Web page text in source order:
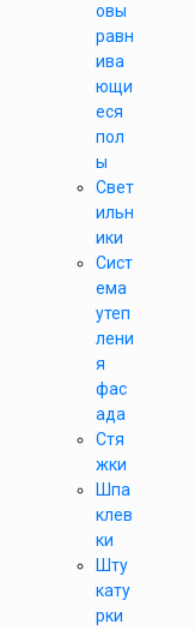
овы
равн
ива
ющи
еся
пол
ы
Свет
ильн
ики
Сист
ема
утеп
лени
я
фас
ада
Стя
жки
Шпа
клев
ки
Шту
кату
рки